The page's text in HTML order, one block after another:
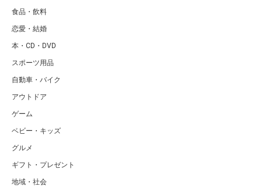
食品・飲料
恋愛・結婚
本・CD・DVD
スポーツ用品
自動車・バイク
アウトドア
ゲーム
ベビー・キッズ
グルメ
ギフト・プレゼント
地域・社会